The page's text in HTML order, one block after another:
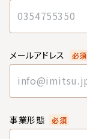
メールアドレス 必須
事業形態 必須